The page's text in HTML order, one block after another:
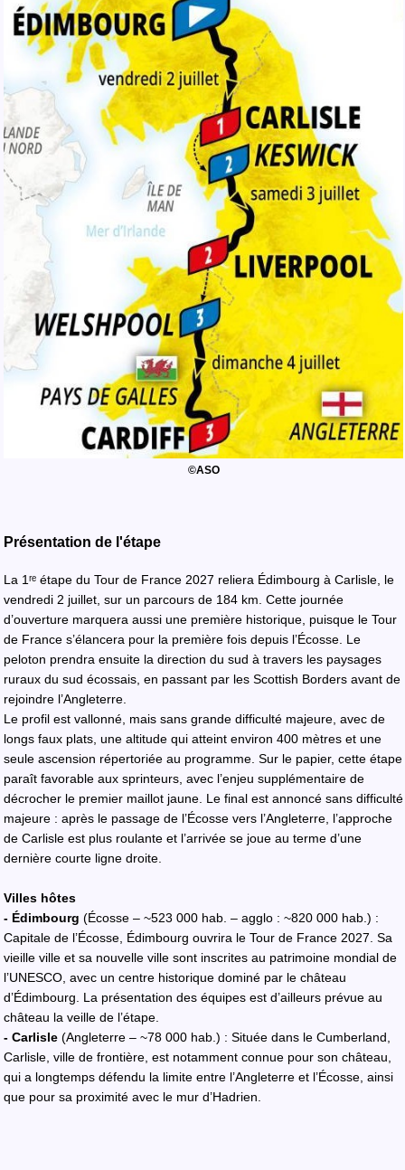
©ASO
Présentation de l'étape
La 1ʳᵉ étape du Tour de France 2027 reliera Édimbourg à Carlisle, le
vendredi 2 juillet, sur un parcours de 184 km. Cette journée
d’ouverture marquera aussi une première historique, puisque le Tour
de France s’élancera pour la première fois depuis l’Écosse. Le
peloton prendra ensuite la direction du sud à travers les paysages
ruraux du sud écossais, en passant par les Scottish Borders avant de
rejoindre l’Angleterre.
Le profil est vallonné, mais sans grande difficulté majeure, avec de
longs faux plats, une altitude qui atteint environ 400 mètres et une
seule ascension répertoriée au programme. Sur le papier, cette étape
paraît favorable aux sprinteurs, avec l’enjeu supplémentaire de
décrocher le premier maillot jaune. Le final est annoncé sans difficulté
majeure : après le passage de l’Écosse vers l’Angleterre, l’approche
de Carlisle est plus roulante et l’arrivée se joue au terme d’une
dernière courte ligne droite.
Villes hôtes
- Édimbourg (Écosse – ~523 000 hab. – agglo : ~820 000 hab.) :
Capitale de l’Écosse, Édimbourg ouvrira le Tour de France 2027. Sa
vieille ville et sa nouvelle ville sont inscrites au patrimoine mondial de
l’UNESCO, avec un centre historique dominé par le château
d’Édimbourg. La présentation des équipes est d’ailleurs prévue au
château la veille de l’étape.
- Carlisle (Angleterre – ~78 000 hab.) : Située dans le Cumberland,
Carlisle, ville de frontière, est notamment connue pour son château,
qui a longtemps défendu la limite entre l’Angleterre et l’Écosse, ainsi
que pour sa proximité avec le mur d’Hadrien.